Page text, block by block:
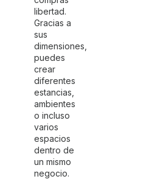
libertad.
Gracias a
sus
dimensiones,
puedes
crear
diferentes
estancias,
ambientes
o incluso
varios
espacios
dentro de
un mismo
negocio.